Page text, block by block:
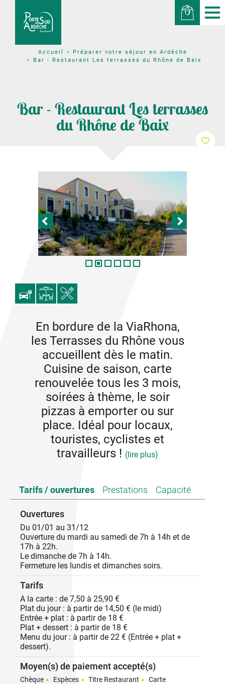
Accueil
Préparer votre séjour en Ardèche
Bar - Restaurant Les terrasses du Rhône de Baix
Bar - Restaurant Les terrasses
du Rhône de Baix
En bordure de la ViaRhona,
les Terrasses du Rhône vous
accueillent dès le matin.
Cuisine de saison, carte
renouvelée tous les 3 mois,
soirées à thème, le soir
pizzas à emporter ou sur
place. Idéal pour locaux,
touristes, cyclistes et
travailleurs ! (lire plus)
mêlent convivialité et partage :
Le bar, un espace de détente et d’échanges, où l’on
déguste des boissons dans une ambiance
chaleureuse.
Le restaurant, un lieu de rencontre où vous pourrez
savourer une cuisine maison, à base de produits de
saison.
Ouvert sur son environnement, Les Terrasses du
Rhône se trouvent en bordure de la ViaRhona. Elles
sont idéales pour accueillir aussi bien les locaux, les
touristes, les cyclistes que les travailleurs à tout
moment de la journée et même en soirée pendant la
période estival pour y déguster un dessert vu sur le
Rhône .
C'est avec plaisir que nous recevons les groupes sur
rendez-vous.
Service traiteur : possible également.
Tarifs / ouvertures Prestations Capacité
Ouvertures
Du 01/01 au 31/12
Ouverture du mardi au samedi de 7h à 14h et de
17h à 22h.
Le dimanche de 7h à 14h.
Fermeture les lundis et dimanches soirs.
Tarifs
A la carte : de 7,50 à 25,90 €
Plat du jour : à partir de 14,50 € (le midi)
Entrée + plat : à partir de 18 €
Plat + dessert : à partir de 18 €
Menu du jour : à partir de 22 € (Entrée + plat +
dessert).
Moyen(s) de paiement accepté(s)
Chèque Espèces Titre Restaurant
Carte